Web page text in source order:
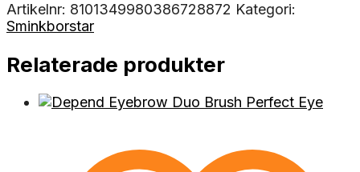
Artikelnr: 8101349980386728872 Kategori:
Sminkborstar
Relaterade produkter